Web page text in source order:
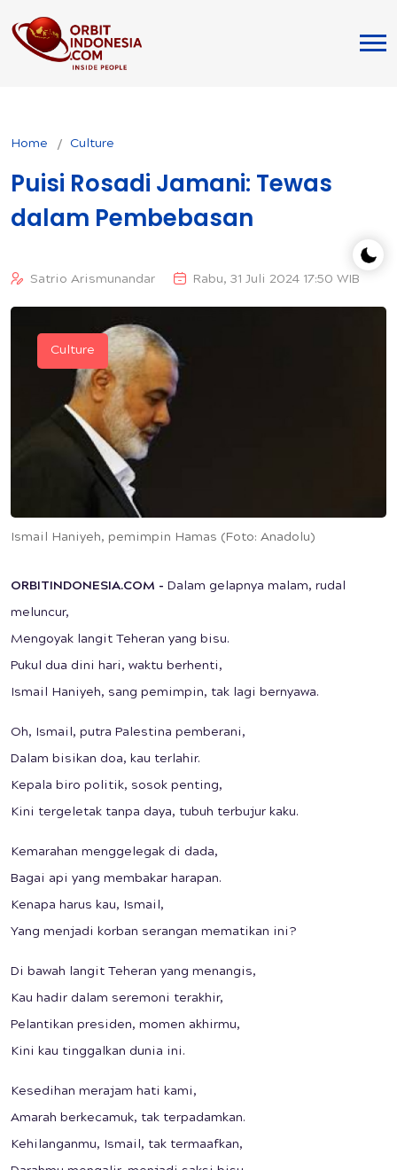
Home Culture
Puisi Rosadi Jamani: Tewas
dalam Pembebasan
Satrio Arismunandar Rabu, 31 Juli 2024 17:50 WIB
Ismail Haniyeh, pemimpin Hamas (Foto: Anadolu)
Culture
ORBITINDONESIA.COM - Dalam gelapnya malam, rudal
meluncur,
Mengoyak langit Teheran yang bisu.
Pukul dua dini hari, waktu berhenti,
Ismail Haniyeh, sang pemimpin, tak lagi bernyawa.
Oh, Ismail, putra Palestina pemberani,
Dalam bisikan doa, kau terlahir.
Kepala biro politik, sosok penting,
Kini tergeletak tanpa daya, tubuh terbujur kaku.
Kemarahan menggelegak di dada,
Bagai api yang membakar harapan.
Kenapa harus kau, Ismail,
Yang menjadi korban serangan mematikan ini?
Di bawah langit Teheran yang menangis,
Kau hadir dalam seremoni terakhir,
Pelantikan presiden, momen akhirmu,
Kini kau tinggalkan dunia ini.
Kesedihan merajam hati kami,
Amarah berkecamuk, tak terpadamkan.
Kehilanganmu, Ismail, tak termaafkan,